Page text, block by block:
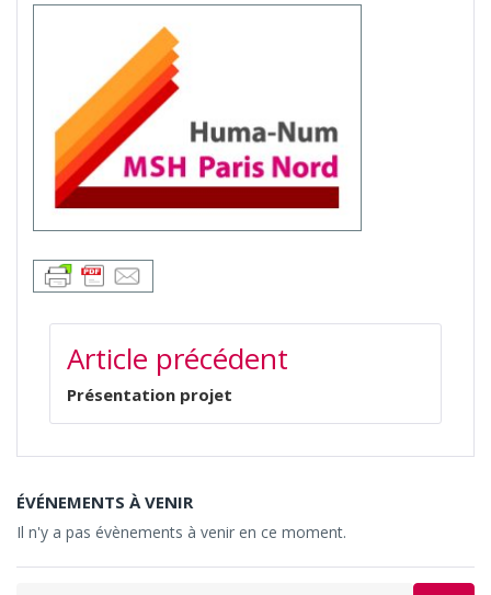
NAVIGATION
DE
L’ARTICLE
Article précédent
Présentation projet
ÉVÉNEMENTS À VENIR
Il n'y a pas évènements à venir en ce moment.